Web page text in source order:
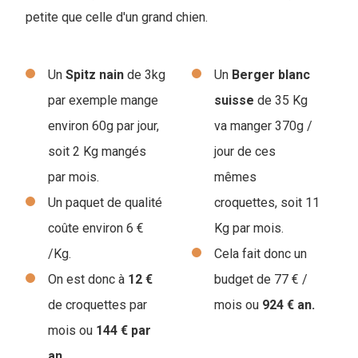
petite que celle d'un grand chien.
Un Spitz nain de 3kg
par exemple mange
environ 60g par jour,
soit 2 Kg mangés
par mois.
Un paquet de qualité
coûte environ 6 €
/Kg.
On est donc à 12 €
de croquettes par
mois ou 144 € par
Un Berger blanc
suisse de 35 Kg
va manger 370g /
jour de ces
mêmes
croquettes, soit 11
Kg par mois.
Cela fait donc un
budget de 77 € /
mois ou 924 € an.